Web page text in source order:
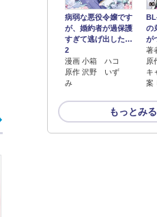
病弱な悪役令嬢です
が、婚約者が過保護
すぎて逃げ出した…
2
漫画 小箱 ハコ
原作 沢野 いず
み
の
が
著
原
キ
案
もっとみる